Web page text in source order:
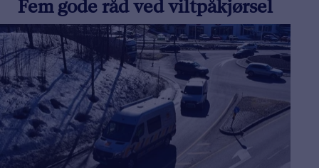
Fem gode råd ved viltpåkjørsel